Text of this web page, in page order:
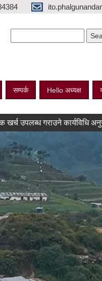
सम्पर्क Hello अध्यक्ष
कार्यविधि अनुरुप नवीकरण